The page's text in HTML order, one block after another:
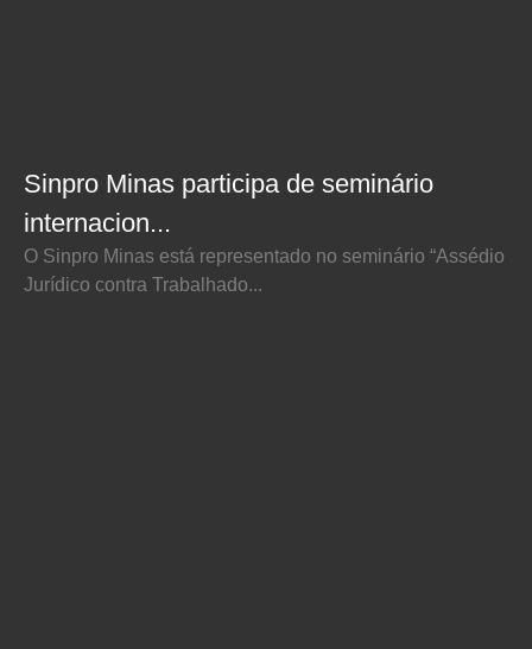
Sinpro Minas participa de seminário
internacion...
O Sinpro Minas está representado no seminário “Assédio
Jurídico contra Trabalhado...